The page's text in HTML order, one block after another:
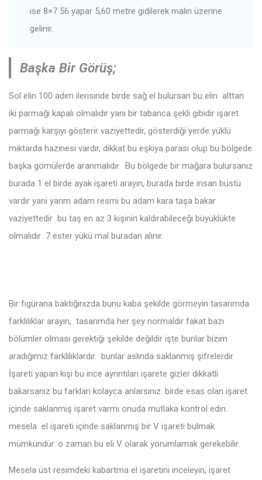
ise 8×7 56 yapar 5,60 metre gidilerek malın üzerine
gelinir.
Başka Bir Görüş;
Sol elin 100 adım ilerisinde birde sağ el bulursan bu elin alttan
iki parmağı kapalı olmalıdır yani bir tabanca şekli gibidir işaret
parmağı karşıyı gösterir vaziyettedir, gösterdiği yerde yüklü
miktarda hazinesi vardır, dikkat bu eşkiya parası olup bu bölgede
başka gömülerde aranmalıdır. Bu bölgede bir mağara bulursanız
burada 1 el birde ayak işareti arayın, burada birde insan büstü
vardır yani yarım adam resmi bu adam kara taşa bakar
vaziyettedir bu taş en az 3 kişinin kaldırabileceği büyüklükte
olmalıdır 7 ester yükü mal buradan alınır.
Bir figürana baktığınızda bunu kaba şekilde görmeyin tasarımda
farklılıklar arayın, tasarımda her şey normaldir fakat bazı
bölümler olması gerektiği şekilde değildir işte bunlar bizim
aradığımız farklılıklardır. bunlar aslında saklanmış şifrelerdir.
İşareti yapan kişi bu ince ayrıntıları işarete gizler dikkatli
bakarsanız bu farkları kolayca anlarsınız. birde esas olan işaret
içinde saklanmış işaret varmı onuda mutlaka kontrol edin.
mesela el işareti içinde saklanmış bir V işareti bulmak
mümkündür. o zaman bu eli V olarak yorumlamak gerekebilir.
Mesela üst resimdeki kabartma el işaretini inceleyin, işaret